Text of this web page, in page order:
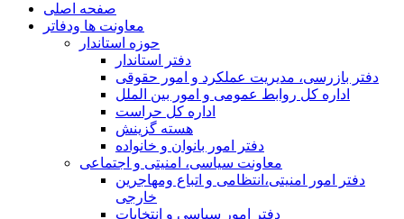
صفحه اصلی
معاونت ها ودفاتر
حوزه استاندار
دفتر استاندار
دفتر بازرسی، مدیریت عملکرد و امور حقوقی
اداره کل روابط عمومی و امور بین الملل
اداره کل حراست
هسته گزینش
دفتر امور بانوان و خانواده
معاونت سیاسی، امنیتی و اجتماعی
دفتر امور امنيتی،انتظامی و اتباع ومهاجرین
خارجی
دفتر امور سیاسی و انتخابات